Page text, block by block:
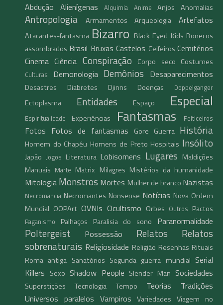
Abdução Alienígenas Alquimia Anime Anjos Anomalias
Antropologia Armamentos Arqueologia Artefatos
Atacantes-fantasma Bizarro Black Eyed Kids Bonecos
assombrados Brasil Bruxas Castelos Ceifeiros Cemitérios
Cinema Ciência Conspiração Corpo seco Costumes
Culturas Demonologia Demônios Desaparecimentos
Desastres Diabretes Djinns Doenças Doppelganger
Ectoplasma Entidades Espaço Especial
Espiritualidade Experiências Fantasmas Feiticeiros
Fotos Fotos de fantasmas Gore Guerra História
Homem do Chapéu Homens de Preto Hospitais Insólito
Japão Jogos Literatura Lobisomens Lugares Maldições
Manuais Marte Matrix Milagres Mistérios da humanidade
Mitologia Monstros Mortes Mulher de branco Nazistas
Necromancia Necromantes Nonsense Notícias Nova Ordem
Mundial OOPArt OVNIs Ocultismo Orbes Outros Pactos
Paganismo Palhaços Paralisia do sono Paranormalidade
Poltergeist Possessão Relatos
Relatos
sobrenaturais Religiosidade Religião Resenhas Rituais
Roma antiga Sanatórios Segunda guerra mundial Serial
Killers Sexo Shadow People Slender Man Sociedades
Superstições Tecnologia Tempo Teorias
Tradições
Universos paralelos Vampiros Variedades Viagem no